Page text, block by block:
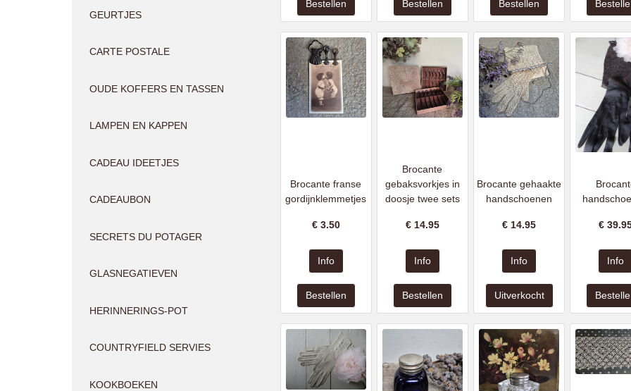
GEURTJES
CARTE POSTALE
OUDE KOFFERS EN TASSEN
LAMPEN EN KAPPEN
CADEAU IDEETJES
CADEAUBON
SECRETS DU POTAGER
GLASNEGATIEVEN
HERINNERINGS-POT
COUNTRYFIELD SERVIES
KOOKBOEKEN
Brocante franse
gordijnklemmetjes
€ 3.50
Brocante
gebaksvorkjes in
doosje twee sets
€ 14.95
Brocante gehaakte
handschoenen
€14.95 €